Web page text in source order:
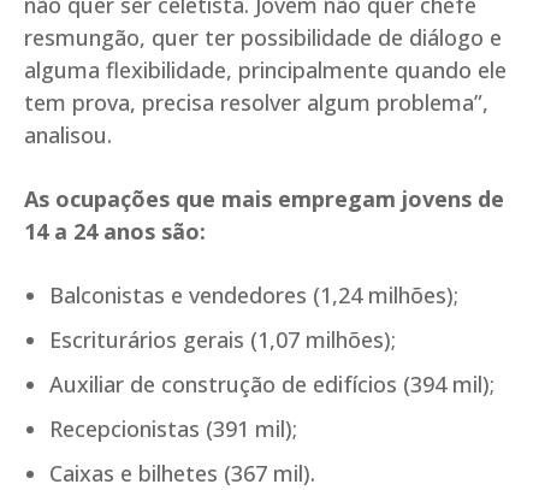
resmungão, quer ter possibilidade de diálogo e
alguma flexibilidade, principalmente quando ele
tem prova, precisa resolver algum problema”,
analisou.
As ocupações que mais empregam jovens de
14 a 24 anos são:
Balconistas e vendedores (1,24 milhões);
Escriturários gerais (1,07 milhões);
Auxiliar de construção de edifícios (394 mil);
Recepcionistas (391 mil);
Caixas e bilhetes (367 mil).